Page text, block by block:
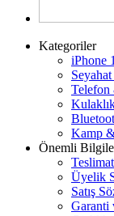
Kategoriler
iPhone
Telefon
Kamp
Önemli
Üyelik
Satış
Garanti